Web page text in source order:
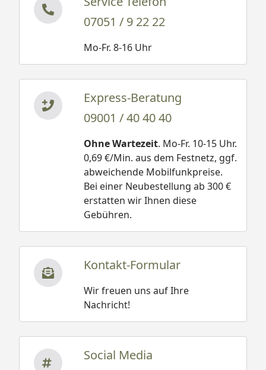
07051 / 9 22 22
Mo-Fr. 8-16 Uhr
Express-Beratung
09001 / 40 40 40
Ohne Wartezeit. Mo-Fr. 10-15 Uhr.
0,69 €/Min. aus dem Festnetz, ggf.
abweichende Mobilfunkpreise.
Bei einer Neubestellung ab 300 €
erstatten wir Ihnen diese
Gebühren.
Kontakt-Formular
Wir freuen uns auf Ihre
Nachricht!
Social Media